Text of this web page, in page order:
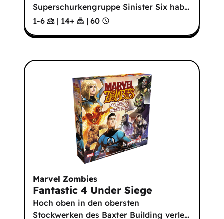
Superschurkengruppe Sinister Six hab…
1-6
| 14+ | 60
Marvel Zombies
Fantastic 4 Under Siege
Hoch oben in den obersten
Stockwerken des Baxter Building verle…